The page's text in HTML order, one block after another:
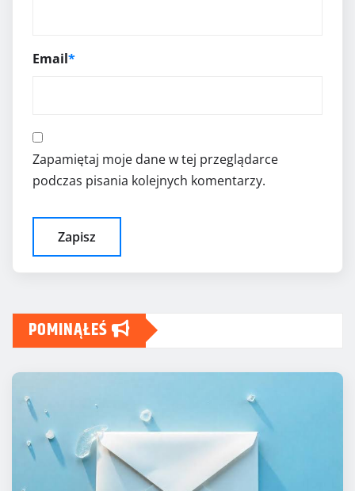
Email*
Zapamiętaj moje dane w tej przeglądarce
podczas pisania kolejnych komentarzy.
POMINĄŁEŚ